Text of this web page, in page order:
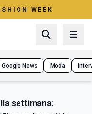
WEEK
Google News Moda
settimana: